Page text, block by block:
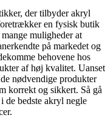
der tilbyder akryl
en fysisk butik
muligheder at
på markedet og
behovene hos
af høj kvalitet. Uanset
nødvendige produkter
korrekt og sikkert. Så gå
de bedste akryl negle